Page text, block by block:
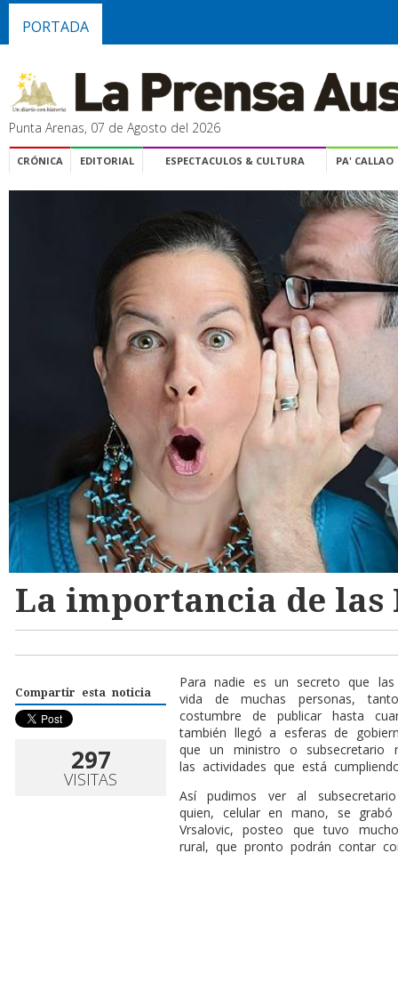
PORTADA
Punta Arenas, 07 de Agosto del 2026
CRÓNICA EDITORIAL ESPECTACULOS & CULTURA PA' CALLAO
La importancia de las
Compartir esta noticia
297
VISITAS
Para nadie es un secreto que las
vida de muchas personas,
costumbre de publicar hasta
también llegó a esferas de
que un ministro o subsecretario
las actividades que está
Así pudimos ver al
quien, celular en mano, se
Vrsalovic, posteo que tuvo
rural, que pronto podrán contar